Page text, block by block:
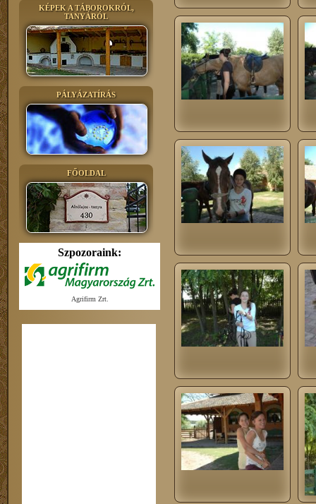
KÉPEK A TÁBOROKRÓL,
TANYÁRÓL
PÁLYÁZATÍRÁS
FŐOLDAL
Szpozoraink:
Agrifirm Zrt.